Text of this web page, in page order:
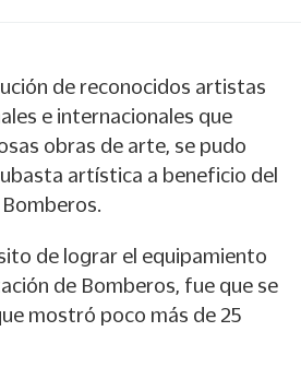
de reconocidos artistas
e internacionales que
obras de arte, se pudo
artística a beneficio del
de lograr el equipamiento
de Bomberos, fue que se
mostró poco más de 25